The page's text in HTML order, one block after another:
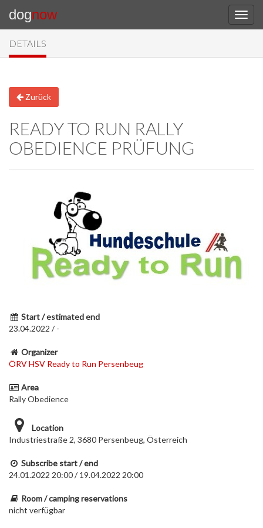
dognow
DETAILS
Zurück
READY TO RUN RALLY
OBEDIENCE PRÜFUNG
Start / estimated end
23.04.2022 / -
Organizer
ÖRV HSV Ready to Run Persenbeug
Area
Rally Obedience
Location
Industriestraße 2, 3680 Persenbeug, Österreich
Subscribe start / end
24.01.2022 20:00 / 19.04.2022 20:00
Room / camping reservations
nicht verfügbar